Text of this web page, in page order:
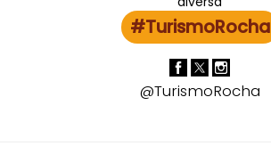
#TurismoRocha
@TurismoRocha